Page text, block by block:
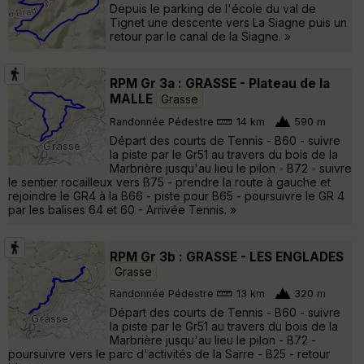
Depuis le parking de l'école du val de
Tignet une descente vers La Siagne puis un
retour par le canal de la Siagne. »
RPM Gr 3a : GRASSE - Plateau de la
MALLE
Grasse
Randonnée Pédestre 14 km 590 m
Départ des courts de Tennis - B60 - suivre
la piste par le Gr51 au travers du bois de la
Marbrière jusqu'au lieu le pilon - B72 - suivre
le sentier rocailleux vers B75 - prendre la route à gauche et
rejoindre le GR4 à la B66 - piste pour B65 - poursuivre le GR 4
par les balises 64 et 60 - Arrivée Tennis. »
RPM Gr 3b : GRASSE - LES ENGLADES
Grasse
Randonnée Pédestre 13 km 320 m
Départ des courts de Tennis - B60 - suivre
la piste par le Gr51 au travers du bois de la
Marbrière jusqu'au lieu le pilon - B72 -
poursuivre vers le parc d'activités de la Sarre - B25 - retour